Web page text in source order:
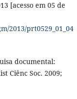
[acesso em 05 de
2013/prt0529_01_04
documental:
Ciênc Soc. 2009;